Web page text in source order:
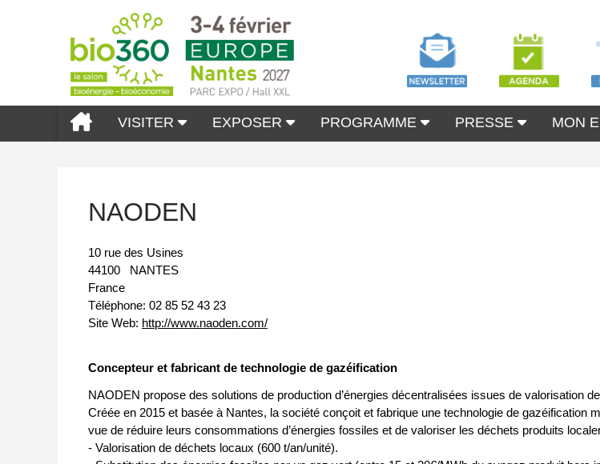
VISITER EXPOSER PROGRAMME PRESSE MON
NAODEN
10 rue des Usines
44100
NANTES
France
Téléphone: 02 85 52 43 23
Site Web: http://www.naoden.com/
Concepteur et fabricant de technologie de gazéification
NAODEN propose des solutions de production d’énergies décentralisées issues de valorisation
Créée en 2015 et basée à Nantes, la société conçoit et fabrique une technologie de gazéification
vue de réduire leurs consommations d’énergies fossiles et de valoriser les déchets produits
- Valorisation de déchets locaux (600 t/an/unité).